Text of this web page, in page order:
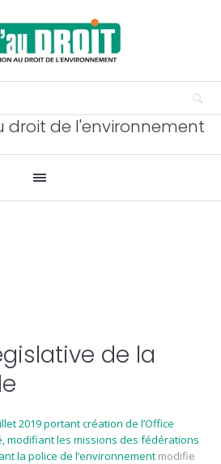
droit de l'environnement
de la
2019 portant création de l’Office
modifiant les missions des fédérations
la police de l’environnement modifie